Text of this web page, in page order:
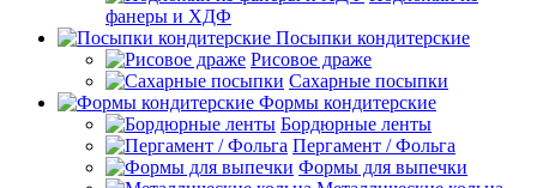
фанеры и ХДФ
Посыпки кондитерские
Рисовое драже
Сахарные посыпки
Формы кондитерские
Бордюрные ленты
Пергамент / Фольга
Формы для выпечки